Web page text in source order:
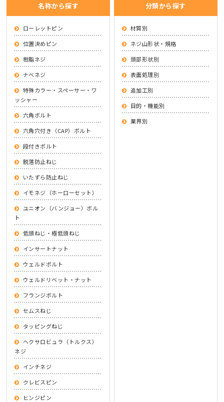
名称から探す
ローレットピン
位置決めピン
樹脂ネジ
ナベネジ
特殊カラー・スペーサー・ワ
ッシャー
六角ボルト
六角穴付き（CAP）ボルト
段付きボルト
脱落防止ねじ
いたずら防止ねじ
イモネジ（ホーローセット）
ユニオン（バンジョー）ボル
ト
低頭ねじ・極低頭ねじ
インサートナット
ウェルドボルト
ウェルドリベット・ナット
フランジボルト
セムスねじ
タッピングねじ
ヘクサロビュラ（トルクス）
ネジ
インチネジ
クレビスピン
ヒンジピン
分類から探す
材質別
ネジ山形状・規格
頭部形状別
表面処理別
追加工別
目的・機能別
業界別